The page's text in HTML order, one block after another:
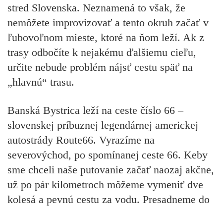
stred Slovenska. Neznamená to však, že
nemôžete improvizovať a tento okruh začať v
ľubovoľnom mieste, ktoré na ňom leží. Ak z
trasy odbočíte k nejakému ďalšiemu cieľu,
určite nebude problém nájsť cestu späť na
„hlavnú“ trasu.
Banská Bystrica leží na ceste číslo 66 –
slovenskej príbuznej legendárnej americkej
autostrády Route66. Vyrazíme na
severovýchod, po spomínanej ceste 66. Keby
sme chceli naše putovanie začať naozaj akčne,
už po pár kilometroch môžeme vymeniť dve
kolesá a pevnú cestu za vodu. Presadneme do